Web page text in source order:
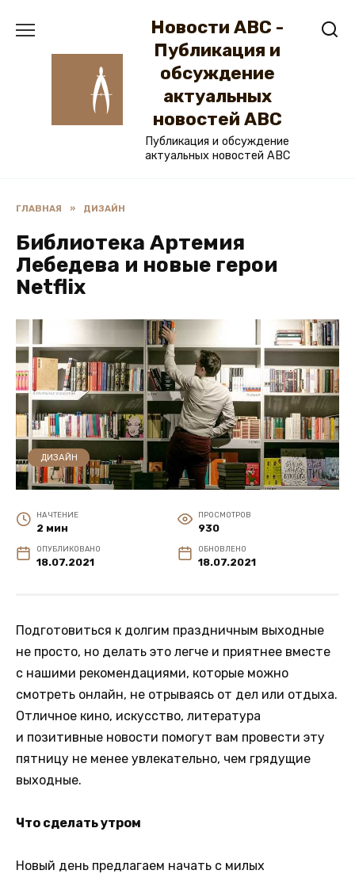
Новости ABC -
Публикация и
обсуждение
актуальных
новостей ABC
Публикация и обсуждение
актуальных новостей ABC
ГЛАВНАЯ » ДИЗАЙН
Библиотека Артемия
Лебедева и новые герои
Netflix
ДИЗАЙН
НА ЧТЕНИЕ
2 мин
ПРОСМОТРОВ
930
ОПУБЛИКОВАНО
18.07.2021
ОБНОВЛЕНО
18.07.2021
Подготовиться к долгим праздничным выходные
не просто, но делать это легче и приятнее вместе
с нашими рекомендациями, которые можно
смотреть онлайн, не отрываясь от дел или отдыха.
Отличное кино, искусство, литература
и позитивные новости помогут вам провести эту
пятницу не менее увлекательно, чем грядущие
выходные.
Что сделать утром
Новый день предлагаем начать с милых